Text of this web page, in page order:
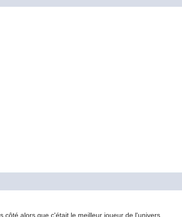
côté alors que c'était le meilleur joueur de l'univers.